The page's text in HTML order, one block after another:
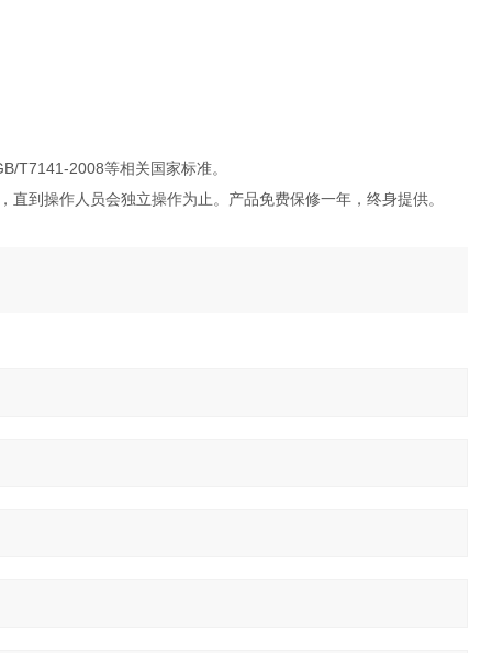
T7141-2008等相关国家标准。
到操作人员会独立操作为止。产品免费保修一年，终身提供。